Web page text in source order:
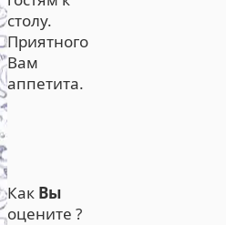
столу.
Приятного
Вам
аппетита.
Как Вы
оцените ?